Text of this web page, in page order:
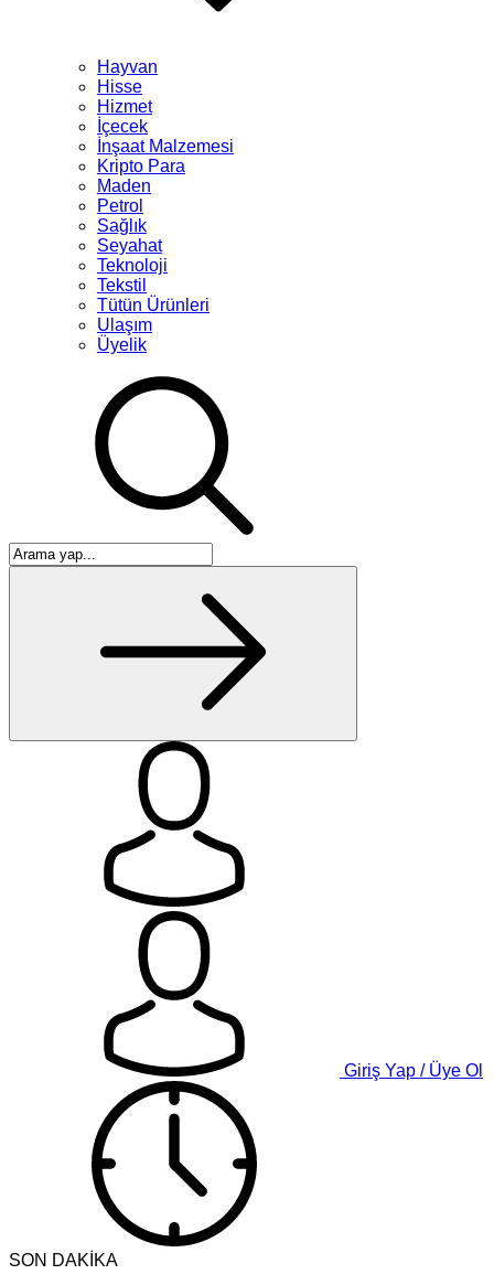
Hayvan
Hisse
Hizmet
İçecek
İnşaat Malzemesi
Kripto Para
Maden
Petrol
Sağlık
Seyahat
Teknoloji
Tekstil
Tütün Ürünleri
Ulaşım
Üyelik
Giriş Yap / Üye Ol
SON DAKİKA